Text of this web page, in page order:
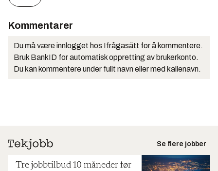
Kommentarer
Du må være innlogget hos Ifrågasätt for å kommentere.
Bruk BankID for automatisk oppretting av brukerkonto.
Du kan kommentere under fullt navn eller med kallenavn.
Se flere jobber
Tre jobbtilbud 10 måneder før